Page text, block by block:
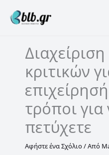
στο
κριτικών
τρόποι για
πετύχετε
Αφήστε ένα Σχόλιο/ Από
ν